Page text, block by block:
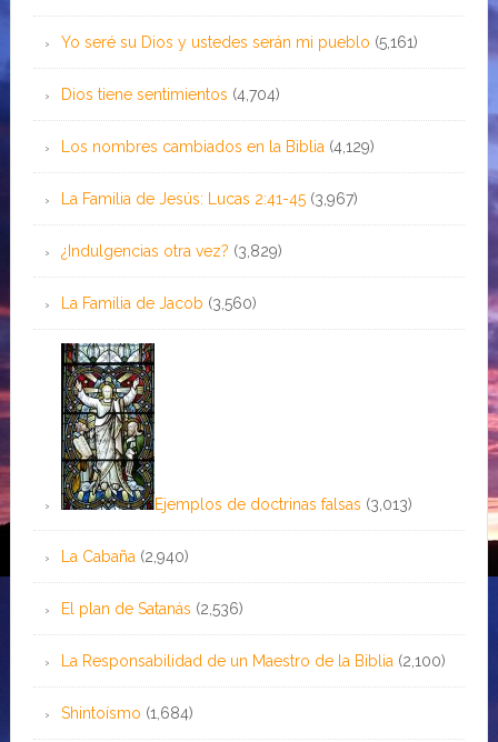
Yo seré su Dios y ustedes serán mi pueblo (5,161)
Dios tiene sentimientos (4,704)
Los nombres cambiados en la Biblia (4,129)
La Familia de Jesús: Lucas 2:41-45 (3,967)
¿Indulgencias otra vez? (3,829)
La Familia de Jacob (3,560)
Ejemplos de doctrinas falsas (3,013)
La Cabaña (2,940)
El plan de Satanás (2,536)
La Responsabilidad de un Maestro de la Biblia (2,100)
Shintoísmo (1,684)